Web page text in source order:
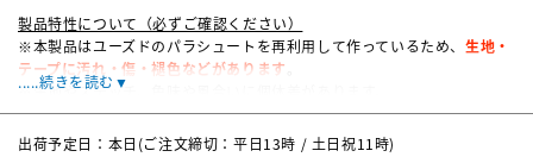
.....続きを読む▼
製品特性について（必ずご確認ください）
※本製品はユーズドのパラシュートを再利用して作っているため、 生地・
テープに汚れ・傷・褪色などがあります
※生地やステッチ、色味や風合いに個体差があります。
以上ご理解ある方のみご購入ください。神経質な方、綺麗な商品が欲しい
方はご遠慮ください。
出荷予定日：本日(ご注文締切：平日13時 / 土日祝11時)